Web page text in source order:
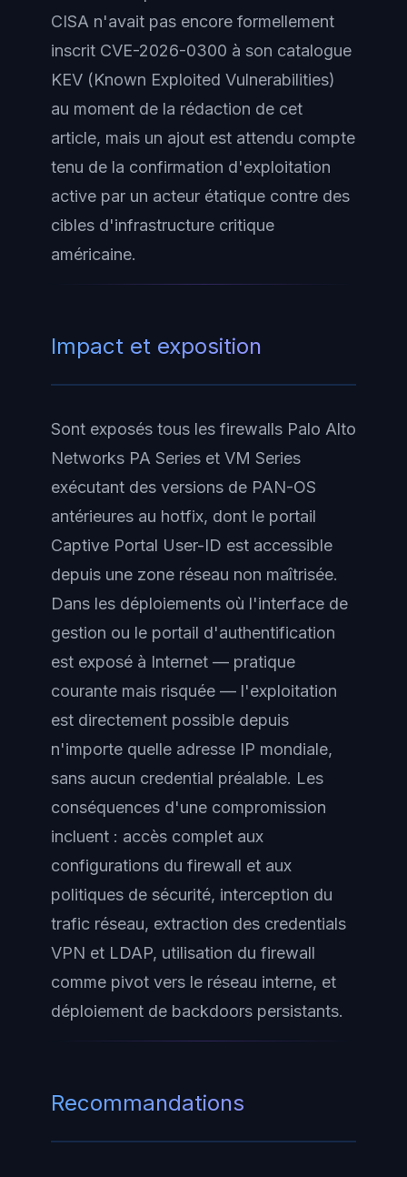
CISA n'avait pas encore formellement
inscrit CVE-2026-0300 à son catalogue
KEV (Known Exploited Vulnerabilities)
au moment de la rédaction de cet
article, mais un ajout est attendu compte
tenu de la confirmation d'exploitation
active par un acteur étatique contre des
cibles d'infrastructure critique
américaine.
Impact et exposition
Sont exposés tous les firewalls Palo Alto
Networks PA Series et VM Series
exécutant des versions de PAN-OS
antérieures au hotfix, dont le portail
Captive Portal User-ID est accessible
depuis une zone réseau non maîtrisée.
Dans les déploiements où l'interface de
gestion ou le portail d'authentification
est exposé à Internet — pratique
courante mais risquée — l'exploitation
est directement possible depuis
n'importe quelle adresse IP mondiale,
sans aucun credential préalable. Les
conséquences d'une compromission
incluent : accès complet aux
configurations du firewall et aux
politiques de sécurité, interception du
trafic réseau, extraction des credentials
VPN et LDAP, utilisation du firewall
comme pivot vers le réseau interne, et
déploiement de backdoors persistants.
Recommandations